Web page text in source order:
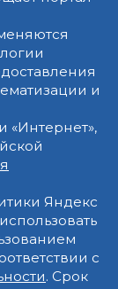
и
«Интернет»,
Яндекс
с
. Срок